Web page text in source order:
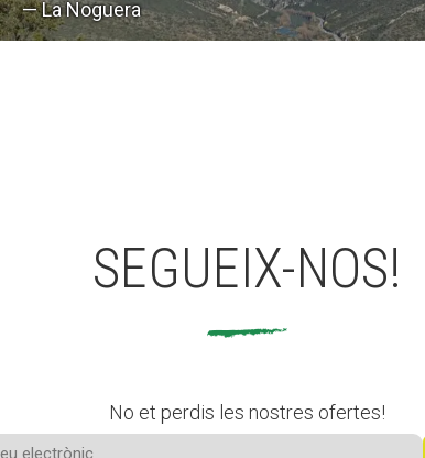
— La Noguera
SEGUEIX-NOS!
No et perdis les nostres ofertes!